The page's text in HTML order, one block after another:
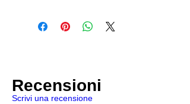
Recensioni
Scrivi una recensione